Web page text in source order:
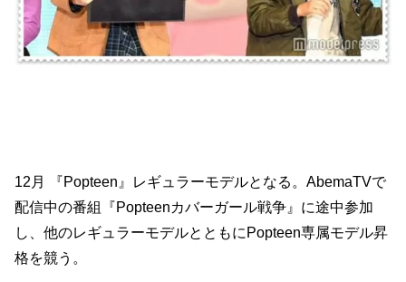
12月 『Popteen』レギュラーモデルとなる。AbemaTVで
配信中の番組『Popteenカバーガール戦争』に途中参加
し、他のレギュラーモデルとともにPopteen専属モデル昇
格を競う。